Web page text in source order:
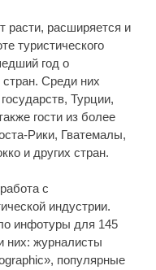
расти, расширяется и
туристического
год о
Среди них
Турции,
гости из более
Рики, Гватемалы,
и других стран.
с
индустрии.
инфотуры для 145
них: журналисты
популярные